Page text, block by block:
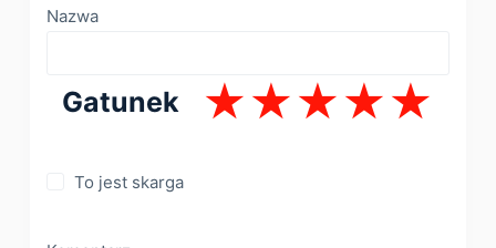
Nazwa
Gatunek
To jest skarga